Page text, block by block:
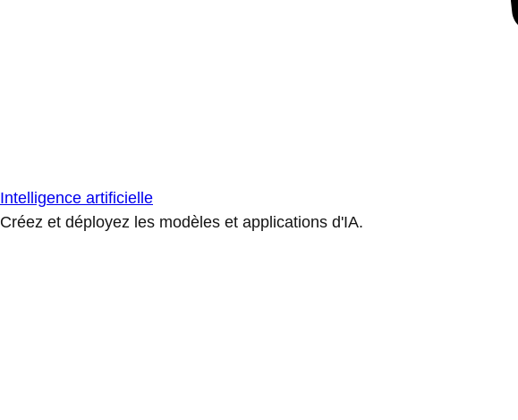
Intelligence artificielle
Créez et déployez les modèles et applications d'IA.